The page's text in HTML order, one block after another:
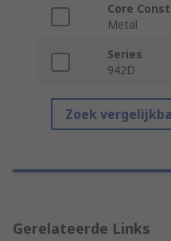
Core
Metal
Series
942D
Zoek
Gerelateerde Links